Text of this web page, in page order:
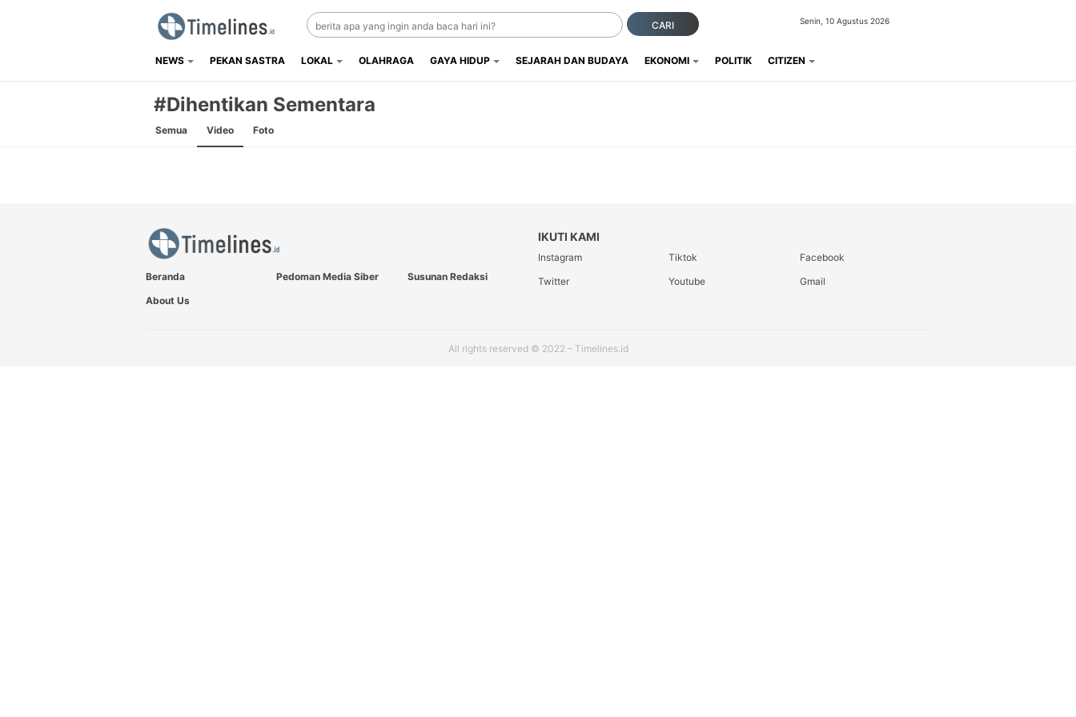
Timelines.id
Media Literasi, Sejarah & Budaya
CARI Senin, 10 Agustus 2026
NEWS PEKAN SASTRA LOKAL OLAHRAGA GAYA HIDUP SEJARAH DAN BUDAYA EKONOMI POLITIK CITIZEN
#Dihentikan Sementara
Semua Video Foto
Beranda Pedoman Media Siber
Susunan Redaksi
About Us
IKUTI KAMI
Instagram Tiktok
Facebook
Twitter
Youtube Gmail
All rights reserved © 2022 – Timelines.id